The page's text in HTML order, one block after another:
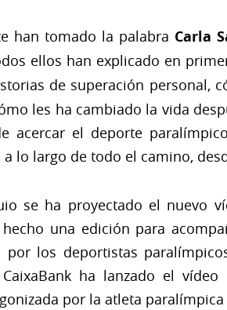
han tomado la palabra Carla
ellos han explicado en
de superación personal,
les ha cambiado la vida
acercar el deporte
lo largo de todo el camino,
se ha proyectado el nuevo
hecho una edición para
por los deportistas
CaixaBank ha lanzado el
por la atleta paralímpica